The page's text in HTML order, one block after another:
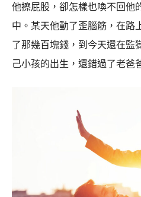
他擦屁股，卻怎樣也喚不回他
中。某天他動了歪腦筋，在路
了那幾百塊錢，到今天還在監
己小孩的出生，還錯過了老爸